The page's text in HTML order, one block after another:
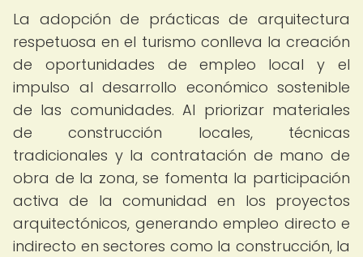
La adopción de prácticas de arquitectura
respetuosa en el turismo conlleva la creación
de oportunidades de empleo local y el
impulso al desarrollo económico sostenible
de las comunidades. Al priorizar materiales
de construcción locales, técnicas
tradicionales y la contratación de mano de
obra de la zona, se fomenta la participación
activa de la comunidad en los proyectos
arquitectónicos, generando empleo directo e
indirecto en sectores como la construcción, la